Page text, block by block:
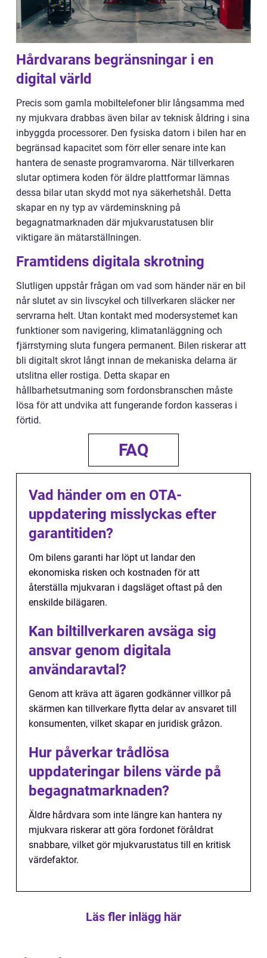
Hårdvarans begränsningar i en
digital värld
Precis som gamla mobiltelefoner blir långsamma med
ny mjukvara drabbas även bilar av teknisk åldring i sina
inbyggda processorer. Den fysiska datorn i bilen har en
begränsad kapacitet som förr eller senare inte kan
hantera de senaste programvarorna. När tillverkaren
slutar optimera koden för äldre plattformar lämnas
dessa bilar utan skydd mot nya säkerhetshål. Detta
skapar en ny typ av värdeminskning på
begagnatmarknaden där mjukvarustatusen blir
viktigare än mätarställningen.
Framtidens digitala skrotning
Slutligen uppstår frågan om vad som händer när en bil
når slutet av sin livscykel och tillverkaren släcker ner
servrarna helt. Utan kontakt med modersystemet kan
funktioner som navigering, klimatanläggning och
fjärrstyrning sluta fungera permanent. Bilen riskerar att
bli digitalt skrot långt innan de mekaniska delarna är
utslitna eller rostiga. Detta skapar en
hållbarhetsutmaning som fordonsbranschen måste
lösa för att undvika att fungerande fordon kasseras i
förtid.
FAQ
Vad händer om en OTA-
uppdatering misslyckas efter
garantitiden?
Om bilens garanti har löpt ut landar den
ekonomiska risken och kostnaden för att
återställa mjukvaran i dagsläget oftast på den
enskilde bilägaren.
Kan biltillverkaren avsäga sig
ansvar genom digitala
användaravtal?
Genom att kräva att ägaren godkänner villkor på
skärmen kan tillverkare flytta delar av ansvaret till
konsumenten, vilket skapar en juridisk gråzon.
Hur påverkar trådlösa
uppdateringar bilens värde på
begagnatmarknaden?
Äldre hårdvara som inte längre kan hantera ny
mjukvara riskerar att göra fordonet föråldrat
snabbare, vilket gör mjukvarustatus till en kritisk
värdefaktor.
Läs fler inlägg här